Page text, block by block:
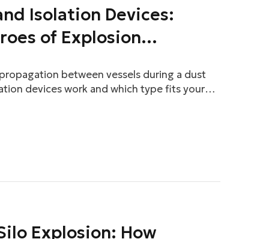
Isolation Devices:
of Explosion
between vessels during a dust
devices work and which type fits your
Explosion: How